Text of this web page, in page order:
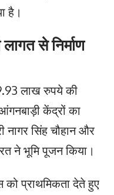
है।
से निर्माण
लाख रुपये की
केंद्रों का
नागर सिंह चौहान और
ने भूमि पूजन किया।
को प्राथमिकता देते हुए